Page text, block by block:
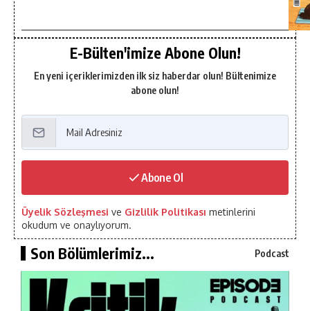
E-Bülten'imize Abone Olun!
En yeni içeriklerimizden ilk siz haberdar olun! Bültenimize
abone olun!
Abone Ol
Üyelik Sözleşmesi ve Gizlilik Politikası metinlerini
okudum ve onaylıyorum.
Son Bölümlerimiz... Podcast